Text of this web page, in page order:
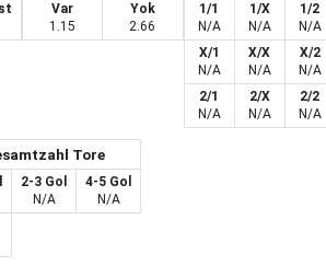
Var
1.15
Yok
2.66
1/1
N/A
1/X
N/A
1/2
N/A
X/1
N/A
X/X
N/A
X/2
N/A
2/1
N/A
2/X
N/A
2/2
N/A
Tore
2-3 Gol
N/A
4-5 Gol
N/A